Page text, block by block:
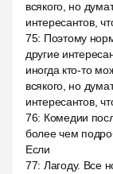
всякого, но
интересантов,
75: Поэтому
другие
иногда кто-то
всякого, но
интересантов,
76: Комедии
более чем
Если
77: Лагоду. Все